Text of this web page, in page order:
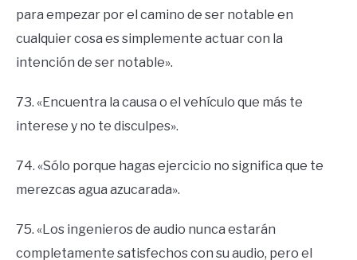
para empezar por el camino de ser notable en
cualquier cosa es simplemente actuar con la
intención de ser notable».
73. «Encuentra la causa o el vehículo que más te
interese y no te disculpes».
74. «Sólo porque hagas ejercicio no significa que te
merezcas agua azucarada».
75. «Los ingenieros de audio nunca estarán
completamente satisfechos con su audio, pero el